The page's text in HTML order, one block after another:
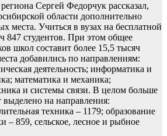
Сергей Федорчук рассказал,
области дополнительно
места. Учиться в вузах на бесплатной
847 студентов. При этом общее
школ составит более 15,5 тысяч
добавились по направлениям:
деятельность; информатика и
математика и механика;
и системы связи. В целом больше
на направления:
техника – 1179; образование
– 859, сельское, лесное и рыбное